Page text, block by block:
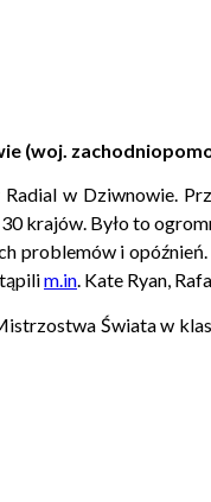
(woj.
w Dziwnowie.
krajów. Było to
problemów i
m.in. Kate Ryan,
Świata w